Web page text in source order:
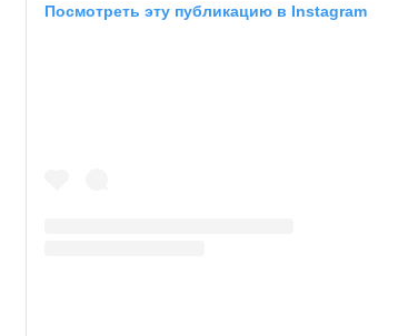
Посмотреть эту публикацию в Instagram